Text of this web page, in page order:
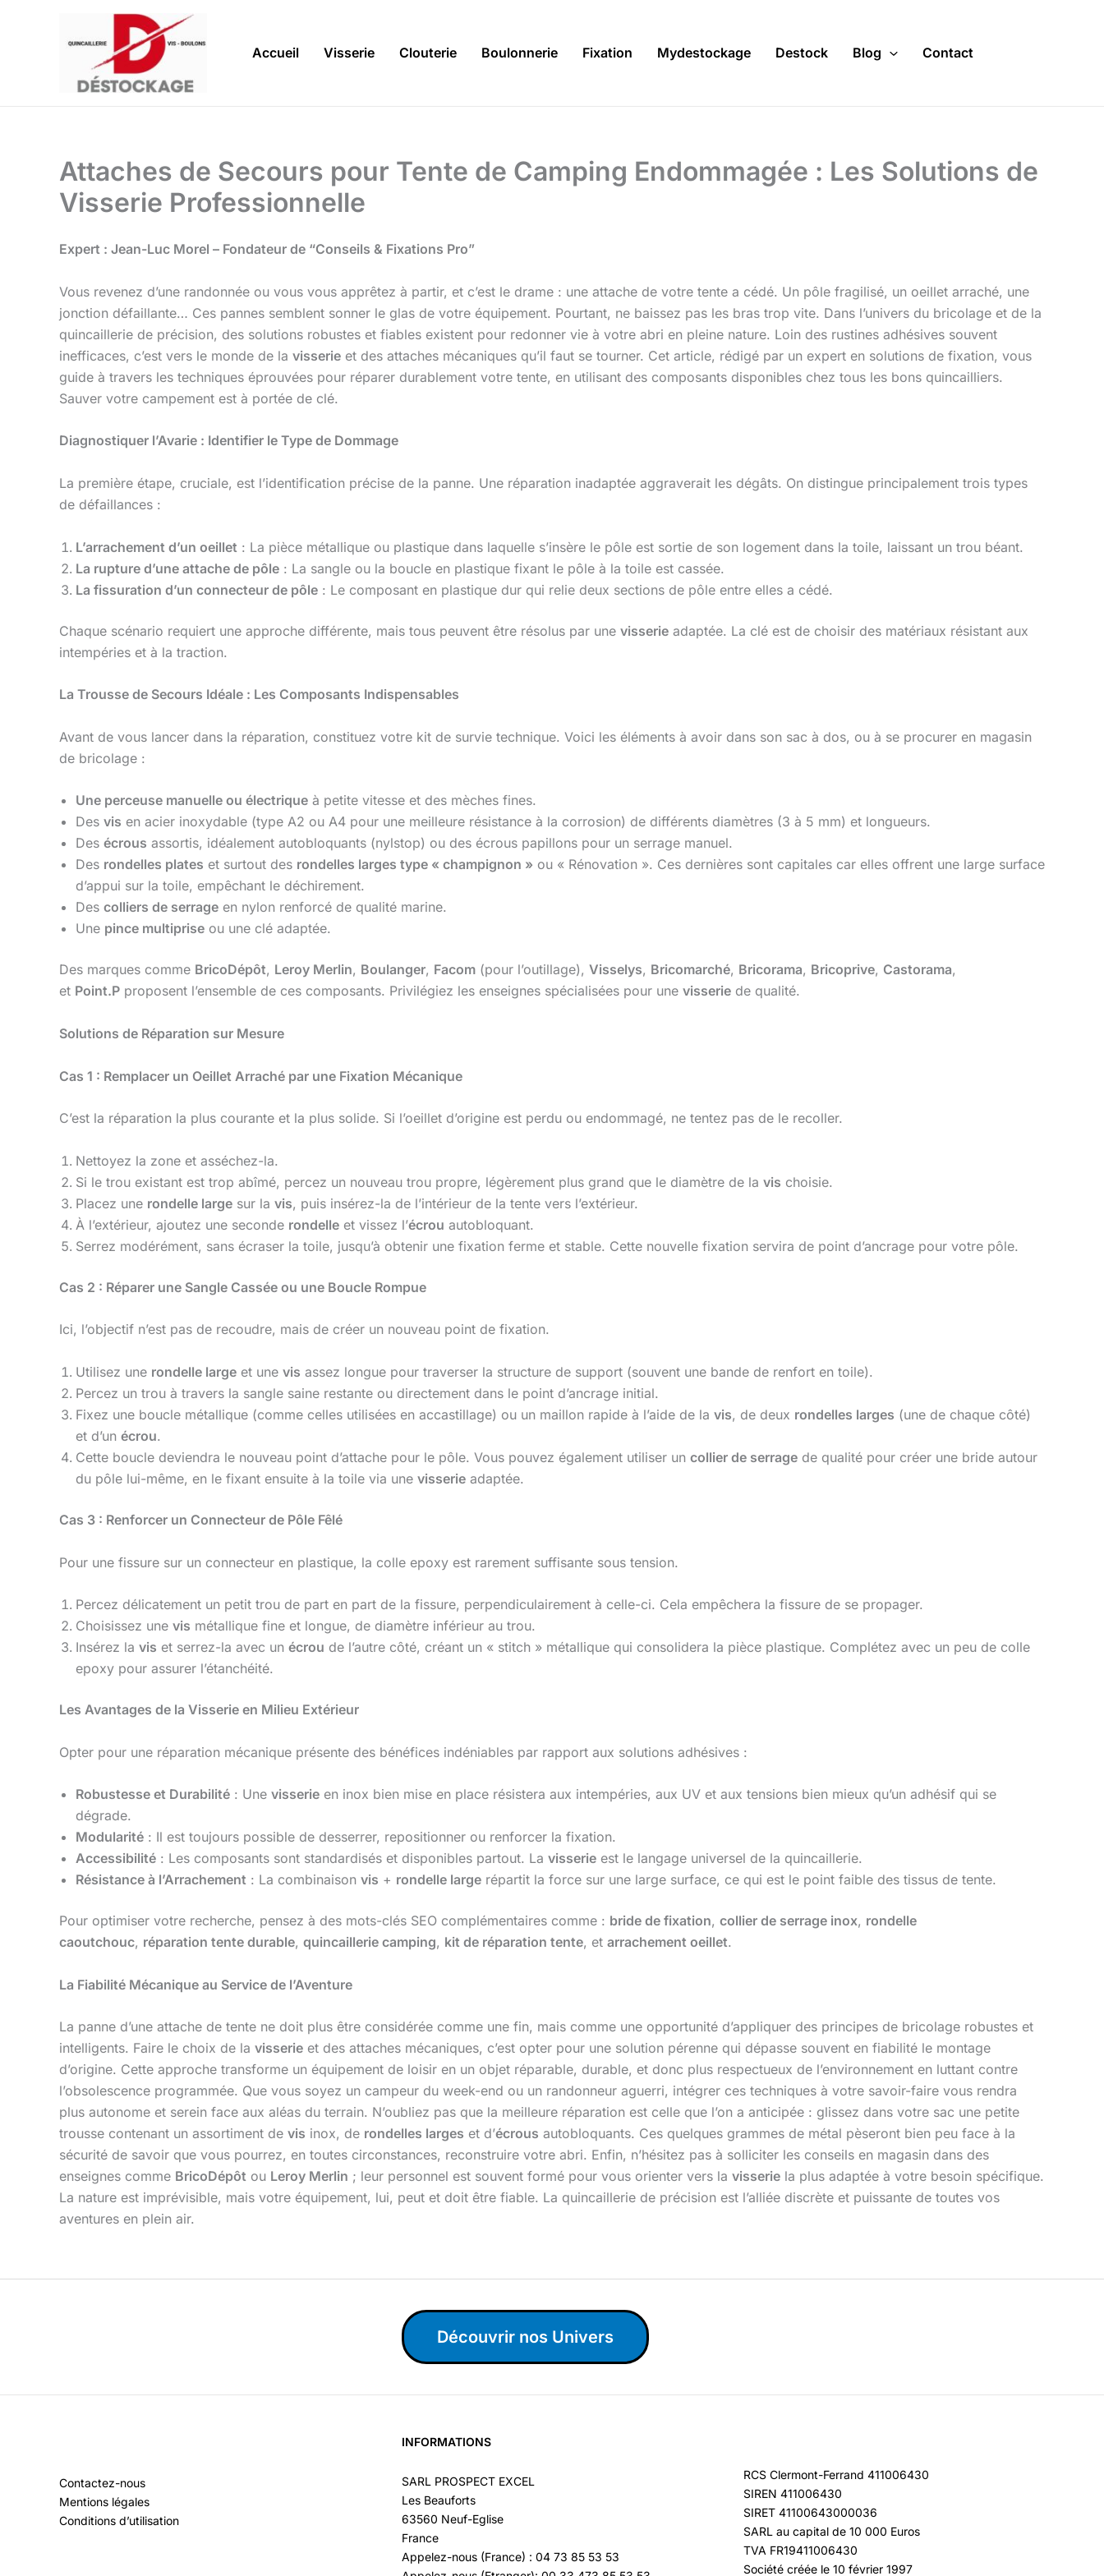
Accueil Visserie Clouterie Boulonnerie Fixation Mydestockage Destock Blog Contact
Attaches de Secours pour Tente de Camping Endommagée : Les Solutions de
Visserie Professionnelle
Expert : Jean-Luc Morel – Fondateur de “Conseils & Fixations Pro”
Vous revenez d’une randonnée ou vous vous apprêtez à partir, et c’est le drame : une attache de votre tente a cédé. Un pôle fragilisé, un oeillet arraché, une
jonction défaillante… Ces pannes semblent sonner le glas de votre équipement. Pourtant, ne baissez pas les bras trop vite. Dans l’univers du bricolage et de la
quincaillerie de précision, des solutions robustes et fiables existent pour redonner vie à votre abri en pleine nature. Loin des rustines adhésives souvent
inefficaces, c’est vers le monde de la visserie et des attaches mécaniques qu’il faut se tourner. Cet article, rédigé par un expert en solutions de fixation, vous
guide à travers les techniques éprouvées pour réparer durablement votre tente, en utilisant des composants disponibles chez tous les bons quincailliers.
Sauver votre campement est à portée de clé.
Diagnostiquer l’Avarie : Identifier le Type de Dommage
La première étape, cruciale, est l’identification précise de la panne. Une réparation inadaptée aggraverait les dégâts. On distingue principalement trois types
de défaillances :
L’arrachement d’un oeillet : La pièce métallique ou plastique dans laquelle s’insère le pôle est sortie de son logement dans la toile, laissant un trou béant.
La rupture d’une attache de pôle : La sangle ou la boucle en plastique fixant le pôle à la toile est cassée.
La fissuration d’un connecteur de pôle : Le composant en plastique dur qui relie deux sections de pôle entre elles a cédé.
Chaque scénario requiert une approche différente, mais tous peuvent être résolus par une visserie adaptée. La clé est de choisir des matériaux résistant aux
intempéries et à la traction.
La Trousse de Secours Idéale : Les Composants Indispensables
Avant de vous lancer dans la réparation, constituez votre kit de survie technique. Voici les éléments à avoir dans son sac à dos, ou à se procurer en magasin
de bricolage :
Une perceuse manuelle ou électrique à petite vitesse et des mèches fines.
Des vis en acier inoxydable (type A2 ou A4 pour une meilleure résistance à la corrosion) de différents diamètres (3 à 5 mm) et longueurs.
Des écrous assortis, idéalement autobloquants (nylstop) ou des écrous papillons pour un serrage manuel.
Des rondelles plates et surtout des rondelles larges type « champignon » ou « Rénovation ». Ces dernières sont capitales car elles offrent une large surface
d’appui sur la toile, empêchant le déchirement.
Des colliers de serrage en nylon renforcé de qualité marine.
Une pince multiprise ou une clé adaptée.
Des marques comme BricoDépôt, Leroy Merlin, Boulanger, Facom (pour l’outillage), Visselys, Bricomarché, Bricorama, Bricoprive, Castorama,
et Point.P proposent l’ensemble de ces composants. Privilégiez les enseignes spécialisées pour une visserie de qualité.
Solutions de Réparation sur Mesure
Cas 1 : Remplacer un Oeillet Arraché par une Fixation Mécanique
C’est la réparation la plus courante et la plus solide. Si l’oeillet d’origine est perdu ou endommagé, ne tentez pas de le recoller.
Nettoyez la zone et asséchez-la.
Si le trou existant est trop abîmé, percez un nouveau trou propre, légèrement plus grand que le diamètre de la vis choisie.
Placez une rondelle large sur la vis, puis insérez-la de l’intérieur de la tente vers l’extérieur.
À l’extérieur, ajoutez une seconde rondelle et vissez l’écrou autobloquant.
Serrez modérément, sans écraser la toile, jusqu’à obtenir une fixation ferme et stable. Cette nouvelle fixation servira de point d’ancrage pour votre pôle.
Cas 2 : Réparer une Sangle Cassée ou une Boucle Rompue
Ici, l’objectif n’est pas de recoudre, mais de créer un nouveau point de fixation.
Utilisez une rondelle large et une vis assez longue pour traverser la structure de support (souvent une bande de renfort en toile).
Percez un trou à travers la sangle saine restante ou directement dans le point d’ancrage initial.
Fixez une boucle métallique (comme celles utilisées en accastillage) ou un maillon rapide à l’aide de la vis, de deux rondelles larges (une de chaque côté)
et d’un écrou.
Cette boucle deviendra le nouveau point d’attache pour le pôle. Vous pouvez également utiliser un collier de serrage de qualité pour créer une bride autour
du pôle lui-même, en le fixant ensuite à la toile via une visserie adaptée.
Cas 3 : Renforcer un Connecteur de Pôle Fêlé
Pour une fissure sur un connecteur en plastique, la colle epoxy est rarement suffisante sous tension.
Percez délicatement un petit trou de part en part de la fissure, perpendiculairement à celle-ci. Cela empêchera la fissure de se propager.
Choisissez une vis métallique fine et longue, de diamètre inférieur au trou.
Insérez la vis et serrez-la avec un écrou de l’autre côté, créant un « stitch » métallique qui consolidera la pièce plastique. Complétez avec un peu de colle
epoxy pour assurer l’étanchéité.
Les Avantages de la Visserie en Milieu Extérieur
Opter pour une réparation mécanique présente des bénéfices indéniables par rapport aux solutions adhésives :
Robustesse et Durabilité : Une visserie en inox bien mise en place résistera aux intempéries, aux UV et aux tensions bien mieux qu’un adhésif qui se
dégrade.
Modularité : Il est toujours possible de desserrer, repositionner ou renforcer la fixation.
Accessibilité : Les composants sont standardisés et disponibles partout. La visserie est le langage universel de la quincaillerie.
Résistance à l’Arrachement : La combinaison vis + rondelle large répartit la force sur une large surface, ce qui est le point faible des tissus de tente.
Pour optimiser votre recherche, pensez à des mots-clés SEO complémentaires comme : bride de fixation, collier de serrage inox, rondelle
caoutchouc, réparation tente durable, quincaillerie camping, kit de réparation tente, et arrachement oeillet.
La Fiabilité Mécanique au Service de l’Aventure
La panne d’une attache de tente ne doit plus être considérée comme une fin, mais comme une opportunité d’appliquer des principes de bricolage robustes et
intelligents. Faire le choix de la visserie et des attaches mécaniques, c’est opter pour une solution pérenne qui dépasse souvent en fiabilité le montage
d’origine. Cette approche transforme un équipement de loisir en un objet réparable, durable, et donc plus respectueux de l’environnement en luttant contre
l’obsolescence programmée. Que vous soyez un campeur du week-end ou un randonneur aguerri, intégrer ces techniques à votre savoir-faire vous rendra
plus autonome et serein face aux aléas du terrain. N’oubliez pas que la meilleure réparation est celle que l’on a anticipée : glissez dans votre sac une petite
trousse contenant un assortiment de vis inox, de rondelles larges et d’écrous autobloquants. Ces quelques grammes de métal pèseront bien peu face à la
sécurité de savoir que vous pourrez, en toutes circonstances, reconstruire votre abri. Enfin, n’hésitez pas à solliciter les conseils en magasin dans des
enseignes comme BricoDépôt ou Leroy Merlin ; leur personnel est souvent formé pour vous orienter vers la visserie la plus adaptée à votre besoin spécifique.
La nature est imprévisible, mais votre équipement, lui, peut et doit être fiable. La quincaillerie de précision est l’alliée discrète et puissante de toutes vos
aventures en plein air.
Découvrir nos Univers
Contactez-nous
Mentions légales
Conditions d’utilisation
INFORMATIONS
SARL PROSPECT EXCEL
Les Beauforts
63560 Neuf-Eglise
France
Appelez-nous (France) : 04 73 85 53 53
RCS Clermont-Ferrand 411006430
SIREN 411006430
SIRET 41100643000036
SARL au capital de 10 000 Euros
TVA FR19411006430
Société créée le 10 février 1997